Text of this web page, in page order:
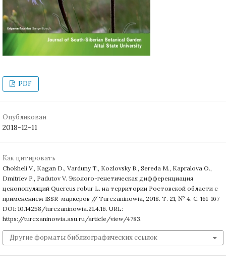
PDF
Опубликован
2018-12-11
Как цитировать
Chokheli V., Kagan D., Varduny T., Kozlovsky B., Sereda M., Kapralova O.,
Dmitriev P., Padutov V. Эколого-генетическая дифференциация
ценопопуляций Quercus robur L. на территории Ростовской области с
применением ISSR-маркеров // Turczaninowia, 2018. Т. 21, № 4. С. 161-167
DOI: 10.14258/turczaninowia.21.4.16. URL:
https://turczaninowia.asu.ru/article/view/4783.
Другие форматы библиографических ссылок